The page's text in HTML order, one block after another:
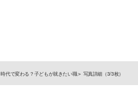
時代で変わる？子どもが就きたい職 写真詳細（3/3枚）